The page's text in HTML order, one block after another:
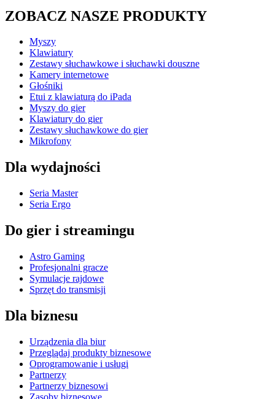
ZOBACZ NASZE PRODUKTY
Myszy
Klawiatury
Zestawy słuchawkowe i słuchawki douszne
Kamery internetowe
Głośniki
Etui z klawiaturą do iPada
Myszy do gier
Klawiatury do gier
Zestawy słuchawkowe do gier
Mikrofony
Dla wydajności
Seria Master
Seria Ergo
Do gier i streamingu
Astro Gaming
Profesjonalni gracze
Symulacje rajdowe
Sprzęt do transmisji
Dla biznesu
Urządzenia dla biur
Przeglądaj produkty biznesowe
Oprogramowanie i usługi
Partnerzy
Partnerzy biznesowi
Zasoby biznesowe